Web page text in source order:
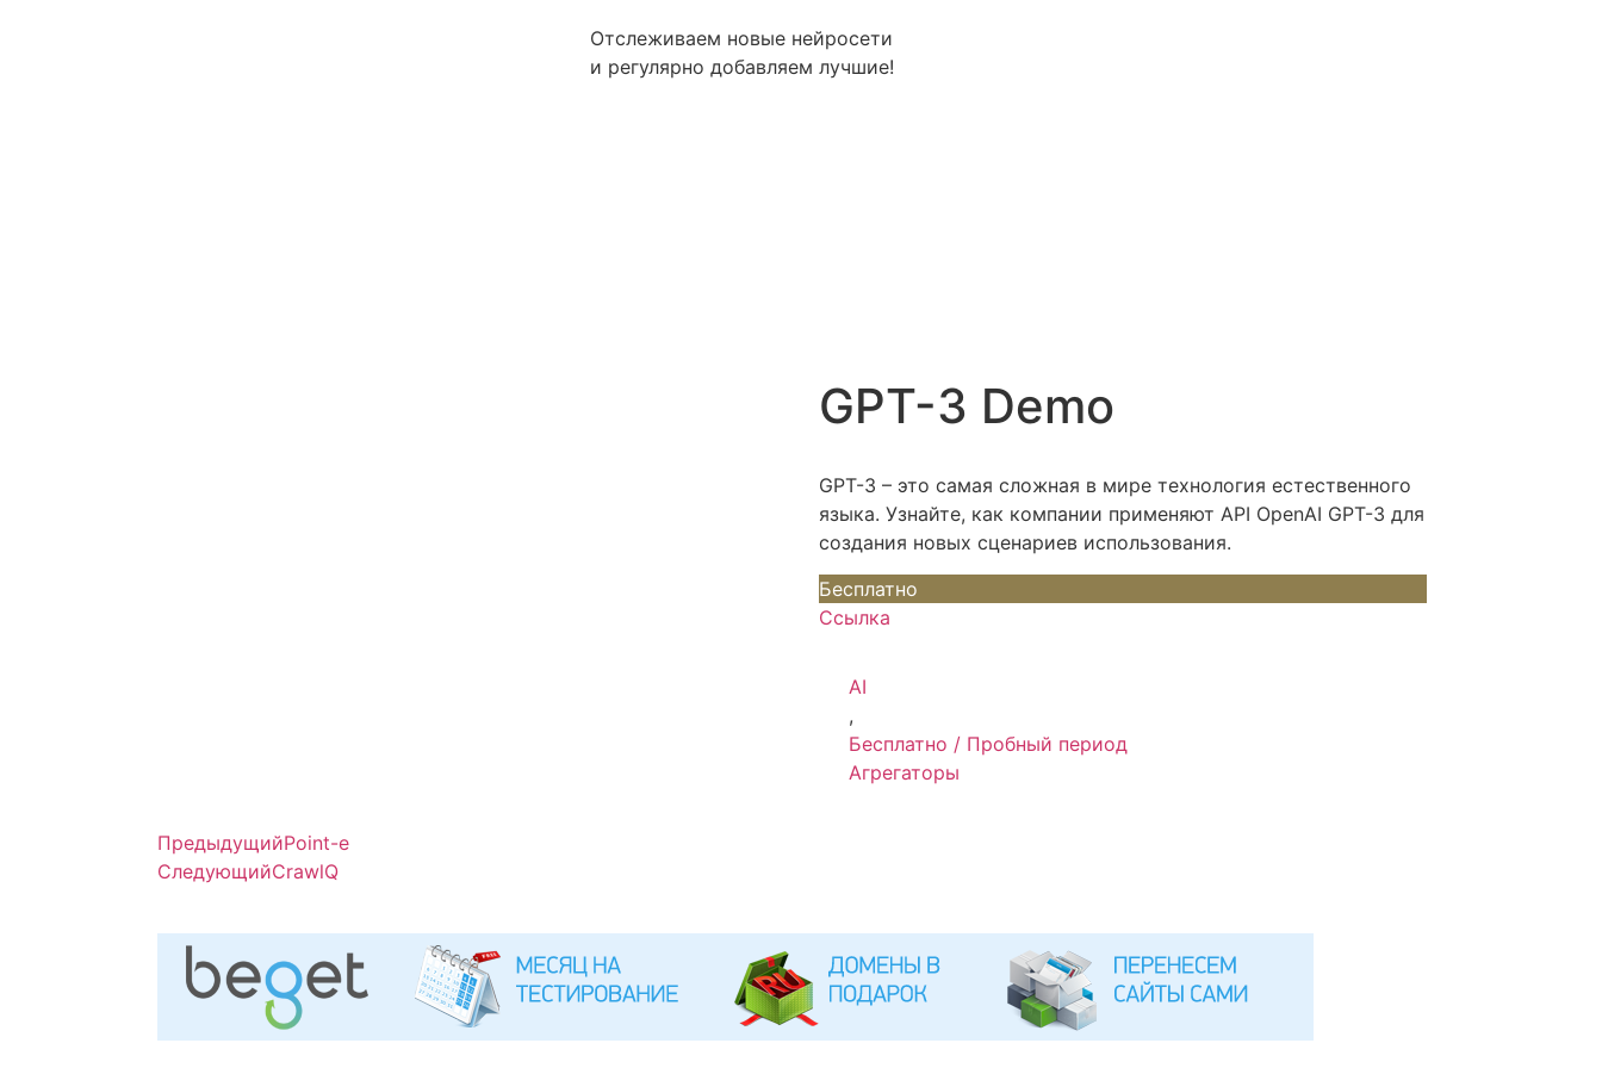
Отслеживаем новые нейросети
и регулярно добавляем лучшие!
GPT-3 Demo
GPT-3 – это самая сложная в мире технология естественного
языка. Узнайте, как компании применяют API OpenAI GPT-3 для
создания новых сценариев использования.
Бесплатно
Ссылка
AI
,
Бесплатно / Пробный период
Агрегаторы
ПредыдущийPoint-e
СледующийCrawlQ